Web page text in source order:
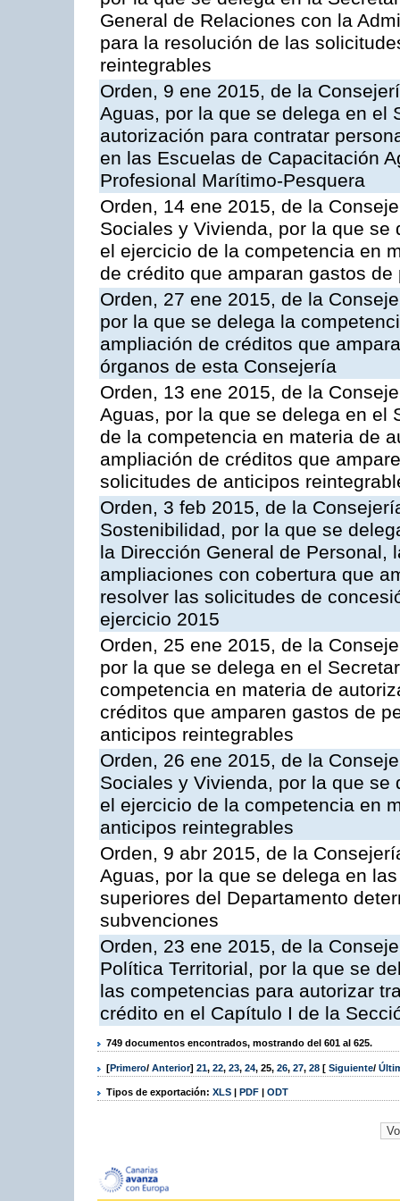
General de Relaciones con la
para la resolución de las
reintegrables
Orden, 9 ene 2015, de la
Aguas, por la que se delega en el
autorización para contratar
en las Escuelas de Capacitación
Profesional Marítimo-Pesquera
Orden, 14 ene 2015, de la
Sociales y Vivienda, por la que
el ejercicio de la competencia en
de crédito que amparan gastos de
Orden, 27 ene 2015, de la
por la que se delega la
ampliación de créditos que
órganos de esta Consejería
Orden, 13 ene 2015, de la
Aguas, por la que se delega en el
de la competencia en materia de
ampliación de créditos que
solicitudes de anticipos
Orden, 3 feb 2015, de la
Sostenibilidad, por la que se
la Dirección General de Personal,
ampliaciones con cobertura que
resolver las solicitudes de
ejercicio 2015
Orden, 25 ene 2015, de la
por la que se delega en el
competencia en materia de
créditos que amparen gastos de
anticipos reintegrables
Orden, 26 ene 2015, de la
Sociales y Vivienda, por la que
el ejercicio de la competencia en
anticipos reintegrables
Orden, 9 abr 2015, de la
Aguas, por la que se delega en
superiores del Departamento
subvenciones
Orden, 23 ene 2015, de la
Política Territorial, por la que se
las competencias para autorizar
crédito en el Capítulo I de la
749 documentos encontrados, mostrando del 601 al 625.
[Primero/ Anterior] 21, 22, 23, 24, 25, 26, 27, 28 [ Siguiente/
Tipos de exportación: XLS | PDF | ODT